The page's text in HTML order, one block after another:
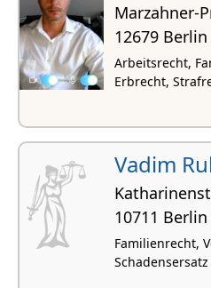
Marzahner-
12679 Berlin
Arbeitsrecht,
Erbrecht,
Vadim
10711 Berlin
Familienrecht,